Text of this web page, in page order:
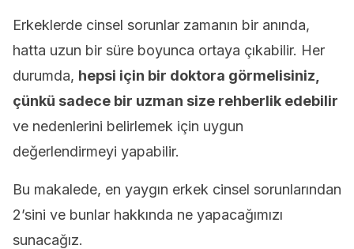
Erkeklerde cinsel sorunlar zamanın bir anında,
hatta uzun bir süre boyunca ortaya çıkabilir. Her
durumda, hepsi için bir doktora görmelisiniz,
çünkü sadece bir uzman size rehberlik edebilir
ve nedenlerini belirlemek için uygun
değerlendirmeyi yapabilir.
Bu makalede, en yaygın erkek cinsel sorunlarından
2’sini ve bunlar hakkında ne yapacağımızı
sunacağız.